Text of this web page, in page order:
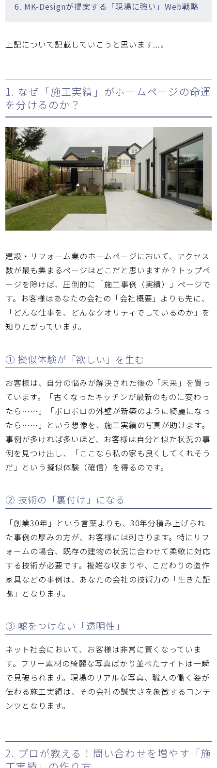
6. MK-Designが提案する「現場に強い」Web戦略
上記について記載していこうと思います...。
1. なぜ「施工実績」がホームページの命運
を分けるのか？
建設・リフォーム業のホームページにおいて、アクセス
数が最も集まるページはどこだと思いますか？トップペ
ージを除けば、圧倒的に「施工事例（実績）」ページで
す。お客様はあなたの会社の「会社概要」よりも先に、
「どんな仕事を、どんなクオリティでしているのか」を
知りたがっています。
① 擬似体験が「欲しい」を生む
お客様は、自分の悩みが解決された後の「未来」を買っ
ています。「古くなったキッチンが最新のものに変わっ
たら……」「ボロボロの外壁が新築のように綺麗になっ
たら……」という想像を、施工実績の写真が助けます。
事例が多ければ多いほど、お客様は自分と似た状況の事
例を見つけ出し、「ここなら私の家も良くしてくれそう
だ」という擬似体験（確信）を得るのです。
② 技術の「裏付け」になる
「創業30年」という言葉よりも、30年分積み上げられ
た事例の厚みの方が、お客様には刺さります。特にリフ
ォームの場合、既存の建物の状況に合わせて柔軟に対応
する技術が必要です。複雑な収まりや、こだわりの造作
家具などの事例は、あなたの会社の技術力の「生きた証
拠」となります。
③ 嘘をつけない「透明性」
ネット社会において、お客様は非常に賢くなっていま
す。フリー素材の綺麗な写真ばかり並べたサイトは一瞬
で見破られます。現場のリアルな写真、職人の働く姿が
伝わる施工実績は、その会社の誠実さを象徴するコンテ
ンツとなります。
2. プロが教える！問い合わせを増やす「施